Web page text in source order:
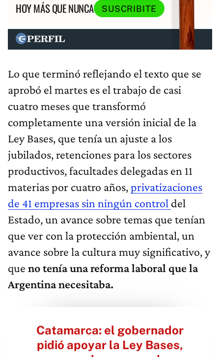
HOY MÁS QUE NUNCA
SUSCRIBITE
Lo que terminó reflejando el texto que se
aprobó el martes es el trabajo de casi
cuatro meses que transformó
completamente una versión inicial de la
Ley Bases, que tenía un ajuste a los
jubilados, retenciones para los sectores
productivos, facultades delegadas en 11
materias por cuatro años,privatizaciones
de 41 empresas sin ningún control del
Estado, un avance sobre temas que tenían
que ver con la protección ambiental, un
avance sobre la cultura muy significativo, y
que no tenía una reforma laboral que la
Argentina necesitaba.
Catamarca: el gobernador
pidió apoyar la Ley Bases,